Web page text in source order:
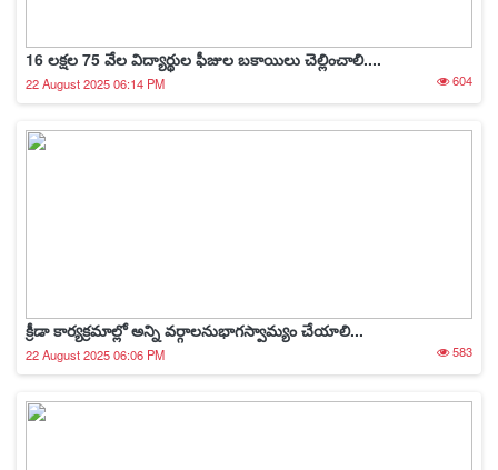
16 లక్షల 75 వేల విద్యార్థుల ఫీజుల బకాయిలు చెల్లించాలి....
22 August 2025 06:14 PM 604
క్రీడా కార్యక్రమాల్లో అన్ని వర్గాలనుభాగస్వామ్యం చేయాలి...
22 August 2025 06:06 PM 583